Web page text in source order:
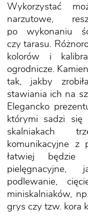
Wykorzystać
narzutowe,
po wykonaniu
czy tarasu.
kolorów i
ogrodnicze.
tak, jakby
stawiania ich na
Elegancko
którymi sadzi się
skalniakach
komunikacyjne z
łatwiej będzie
pielęgnacyjne,
podlewanie,
miniskalniaków,
grys czy tzw. kora